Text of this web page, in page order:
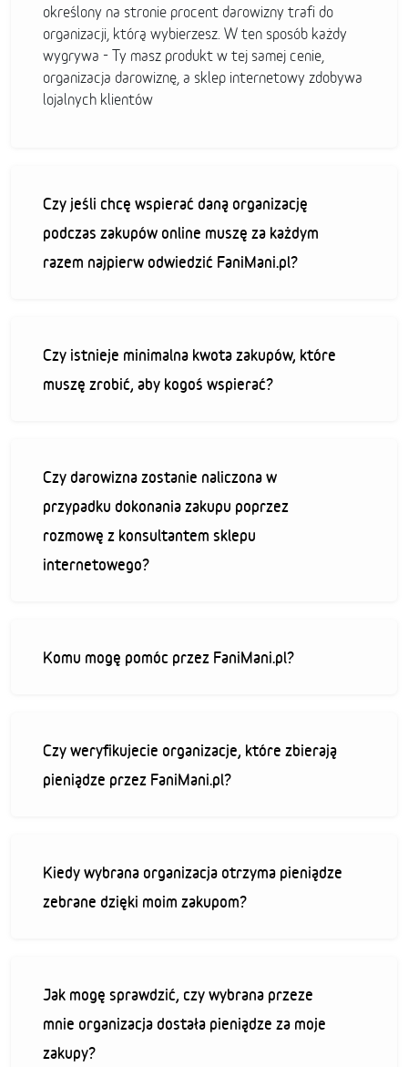
określony na stronie procent darowizny trafi do
organizacji, którą wybierzesz. W ten sposób każdy
wygrywa - Ty masz produkt w tej samej cenie,
organizacja darowiznę, a sklep internetowy zdobywa
lojalnych klientów
Czy jeśli chcę wspierać daną organizację
podczas zakupów online muszę za każdym
razem najpierw odwiedzić FaniMani.pl?
Czy istnieje minimalna kwota zakupów, które
muszę zrobić, aby kogoś wspierać?
Czy darowizna zostanie naliczona w
przypadku dokonania zakupu poprzez
rozmowę z konsultantem sklepu
internetowego?
Komu mogę pomóc przez FaniMani.pl?
Czy weryfikujecie organizacje, które zbierają
pieniądze przez FaniMani.pl?
Kiedy wybrana organizacja otrzyma pieniądze
zebrane dzięki moim zakupom?
Jak mogę sprawdzić, czy wybrana przeze
mnie organizacja dostała pieniądze za moje
zakupy?